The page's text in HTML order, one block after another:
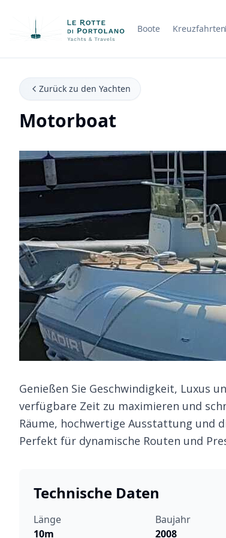
Firmenname Boote Kreuzfahrten
Zurück zu den Yachten
Motorboat
Genießen Sie Geschwindigkeit, Luxus
verfügbare Zeit zu maximieren und
Räume, hochwertige Ausstattung und
Perfekt für dynamische Routen und
Technische Daten
Länge
10m
Baujahr
2008